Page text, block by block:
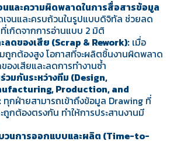
และความผิดพลาดในการสื่อสารข้อมูล
จนและครบถ้วนในรูปแบบดิจิทัล ช่วยลด
กิดจากการอ่านแบบ 2 มิติ
ลดของเสีย (Scrap & Rework): เมื่อ
ถูกต้องสูง โอกาสที่จะผลิตชิ้นงานผิดพลาด
งเสียและลดการทำงานซ้ำ
วมกันระหว่างทีม (Design,
Production, and
ทุกฝ่ายสามารถเข้าถึงข้อมูล Drawing ที่
ถูกต้องตรงกัน ทำให้การประสานงานมี
บวนการออกแบบและผลิต (Time-to-